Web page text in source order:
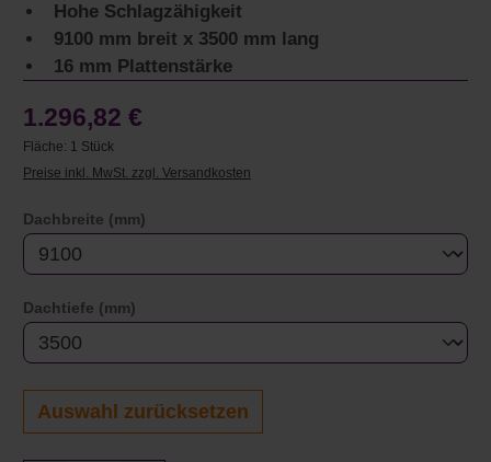
Hohe Schlagzähigkeit
9100 mm breit x 3500 mm lang
16 mm Plattenstärke
1.296,82 €
Fläche: 1 Stück
Preise inkl. MwSt. zzgl. Versandkosten
Dachbreite (mm)
Dachtiefe (mm)
Auswahl zurücksetzen